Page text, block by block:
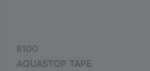
8100
AQUASTOP TAPE